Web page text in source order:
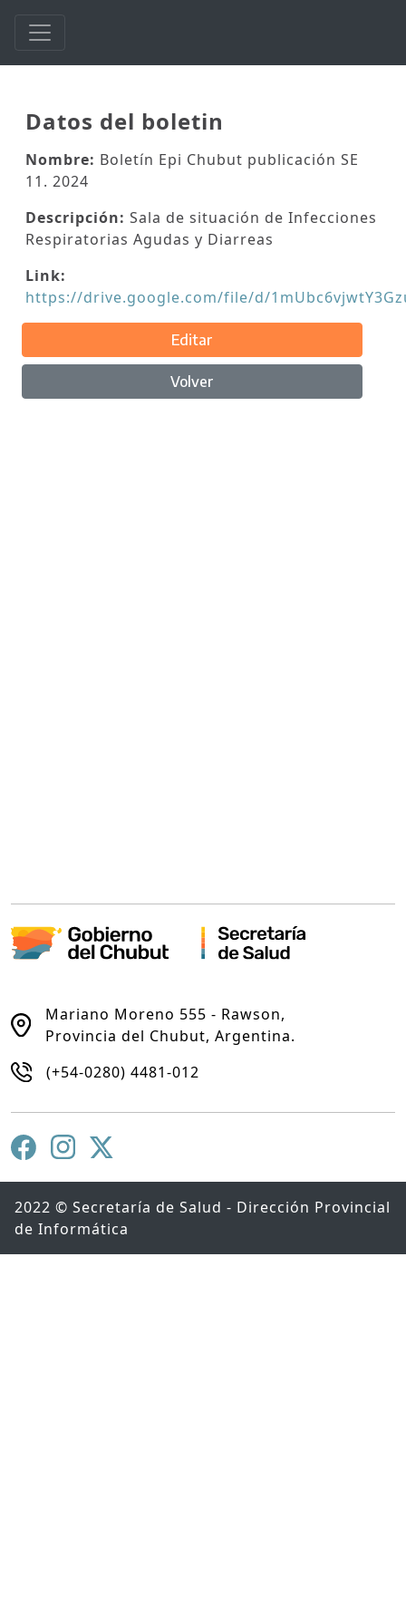
Datos del boletin
Nombre: Boletín Epi Chubut publicación SE
11. 2024
Descripción: Sala de situación de Infecciones
Respiratorias Agudas y Diarreas
Link:
https://drive.google.com/file/d/
Editar
Volver
Mariano Moreno 555 - Rawson,
Provincia del Chubut, Argentina.
(+54-0280) 4481-012
2022 © Secretaría de Salud - Dirección Provincial
de Informática